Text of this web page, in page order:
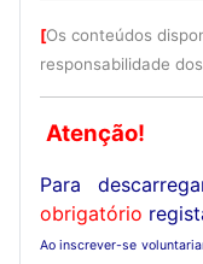
[Os conteúdos
responsabilidade
Atenção!
Para
obrigatório
Ao inscrever-se